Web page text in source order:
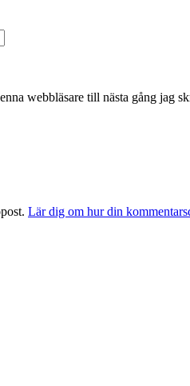
webbläsare till nästa gång jag
Lär dig om hur din